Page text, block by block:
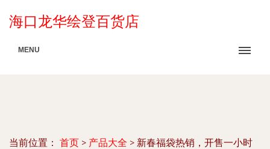
海口龙华绘登百货店
MENU
当前位置： 首页 > 产品大全 > 新春福袋热销，开售一小时